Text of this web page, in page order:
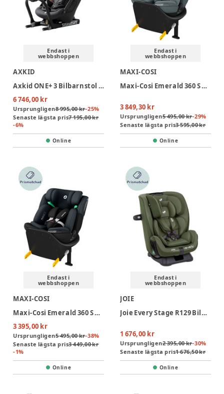
Endast i
webbshoppen
AXKID
Axkid ONE+ 3 Bilbarnstol - Arctic Mist Grey
6 746,00 kr
Ursprungligen8 995,00 kr-25%
Senaste lägsta pris7 195,00 kr
-6%
Online
Endast i
webbshoppen
MAXI-COSI
Maxi-Cosi Emerald 360 S Bilbarnstol - Tonal Graphite
3 849,30 kr
Ursprungligen5 495,00 kr-29%
Senaste lägsta pris3 595,00 kr
Online
Endast i
webbshoppen
MAXI-COSI
Maxi-Cosi Emerald 360 S Bilbarnstol - Tonal Black
3 395,00 kr
Ursprungligen5 495,00 kr-38%
Senaste lägsta pris3 449,00 kr
-1%
Online
Endast i
webbshoppen
JOIE
Joie Every Stage R129 Bilbarnstol - Moss
1 676,00 kr
Ursprungligen2 395,00 kr-30%
Senaste lägsta pris1 676,50 kr
Online